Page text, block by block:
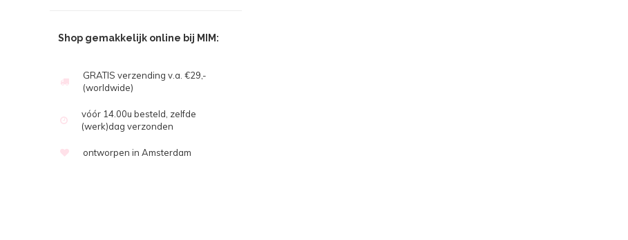
Shop gemakkelijk online bij MIM:
GRATIS verzending v.a. €29,-
(worldwide)
vóór 14.00u besteld, zelfde
(werk)dag verzonden
ontworpen in Amsterdam